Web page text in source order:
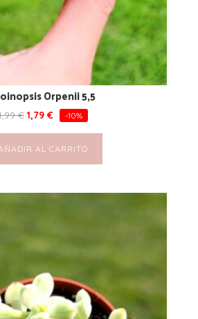
Orpenii 5,5
€ 1,79 € -10%
AL CARRITO